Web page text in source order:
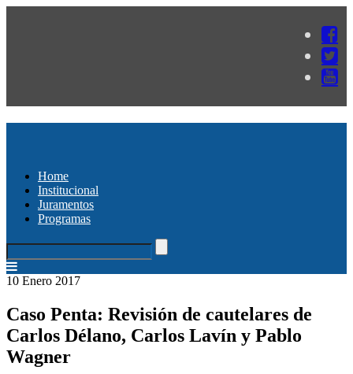
Home
Institucional
Juramentos
Programas
10 Enero 2017
Caso Penta: Revisión de cautelares de
Carlos Délano, Carlos Lavín y Pablo
Wagner